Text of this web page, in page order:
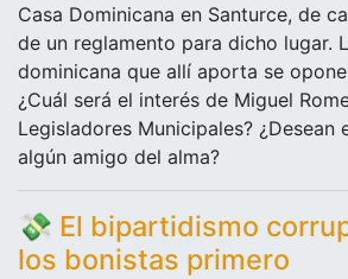
Casa Dominicana en Santurce, de
de un reglamento para dicho lugar.
dominicana que allí aporta se
¿Cuál será el interés de Miguel
Legisladores Municipales? ¿Desean
algún amigo del alma?
💸 El bipartidismo
los bonistas primero